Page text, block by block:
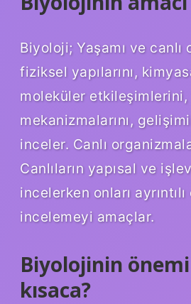
Biyoloji; Yaşamı ve canlı
fiziksel yapılarını,
moleküler
mekanizmalarını,
inceler. Canlı
Canlıların yapısal ve
incelerken onları
incelemeyi amaçlar.
Biyolojinin
kısaca?